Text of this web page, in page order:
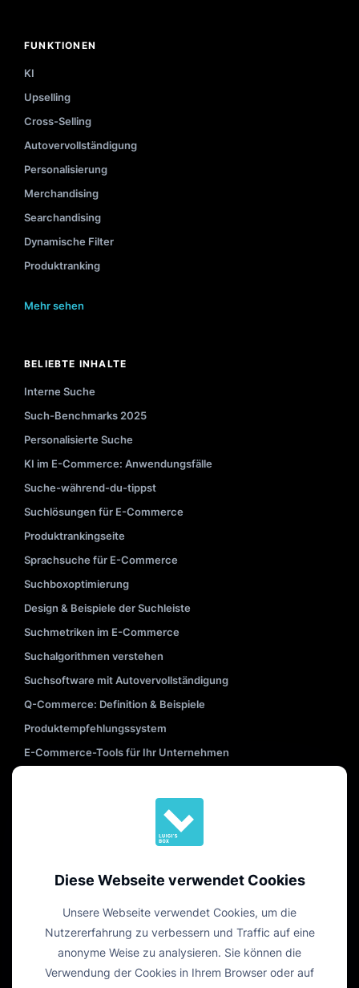
FUNKTIONEN
KI
Upselling
Cross-Selling
Autovervollständigung
Personalisierung
Merchandising
Searchandising
Dynamische Filter
Produktranking
Mehr sehen
BELIEBTE INHALTE
Interne Suche
Such-Benchmarks 2025
Personalisierte Suche
KI im E-Commerce: Anwendungsfälle
Suche-während-du-tippst
Suchlösungen für E-Commerce
Produktrankingseite
Sprachsuche für E-Commerce
Suchboxoptimierung
Design & Beispiele der Suchleiste
Suchmetriken im E-Commerce
Suchalgorithmen verstehen
Suchsoftware mit Autovervollständigung
Q-Commerce: Definition & Beispiele
Produktempfehlungssystem
E-Commerce-Tools für Ihr Unternehmen
Angewandte Methoden der Produktauflistung
Diese Webseite verwendet Cookies
Unsere Webseite verwendet Cookies, um die
Nutzererfahrung zu verbessern und Traffic auf eine
anonyme Weise zu analysieren. Sie können die
Verwendung der Cookies in Ihrem Browser oder auf